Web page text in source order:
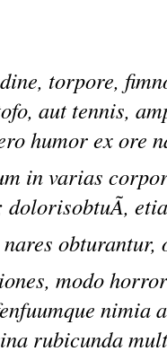
torpore,
aut tennis,
humor ex
in varias
nares
modo
nimia
rubicunda